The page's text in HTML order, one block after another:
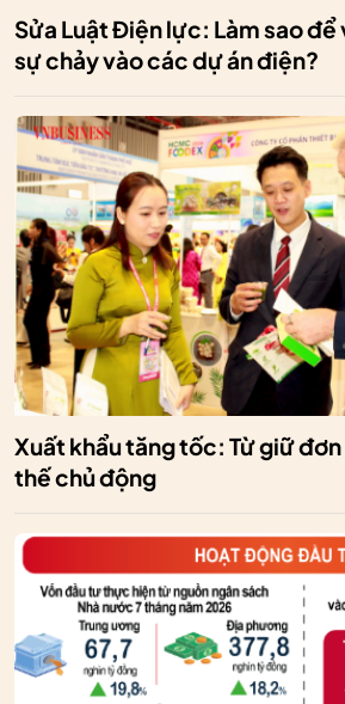
Sửa Luật Điện lực: Làm sao để
sự chảy vào các dự án điện?
Xuất khẩu tăng tốc: Từ giữ
thế chủ động